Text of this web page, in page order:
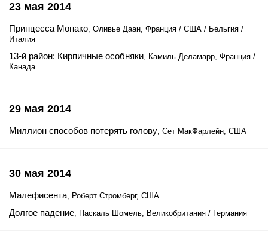
23 мая 2014
Принцесса Монако, Оливье Даан, Франция / США / Бельгия /
Италия
13-й район: Кирпичные особняки, Камиль Деламарр, Франция /
Канада
29 мая 2014
Миллион способов потерять голову, Сет МакФарлейн, США
30 мая 2014
Малефисента, Роберт Стромберг, США
Долгое падение, Паскаль Шомель, Великобритания / Германия